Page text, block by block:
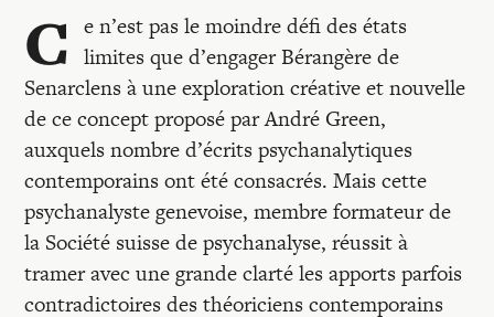
C e n’est pas le moindre défi des états
limites que d’engager Bérangère de
Senarclens à une exploration créative et nouvelle
de ce concept proposé par André Green,
auxquels nombre d’écrits psychanalytiques
contemporains ont été consacrés. Mais cette
psychanalyste genevoise, membre formateur de
la Société suisse de psychanalyse, réussit à
tramer avec une grande clarté les apports parfois
contradictoires des théoriciens contemporains